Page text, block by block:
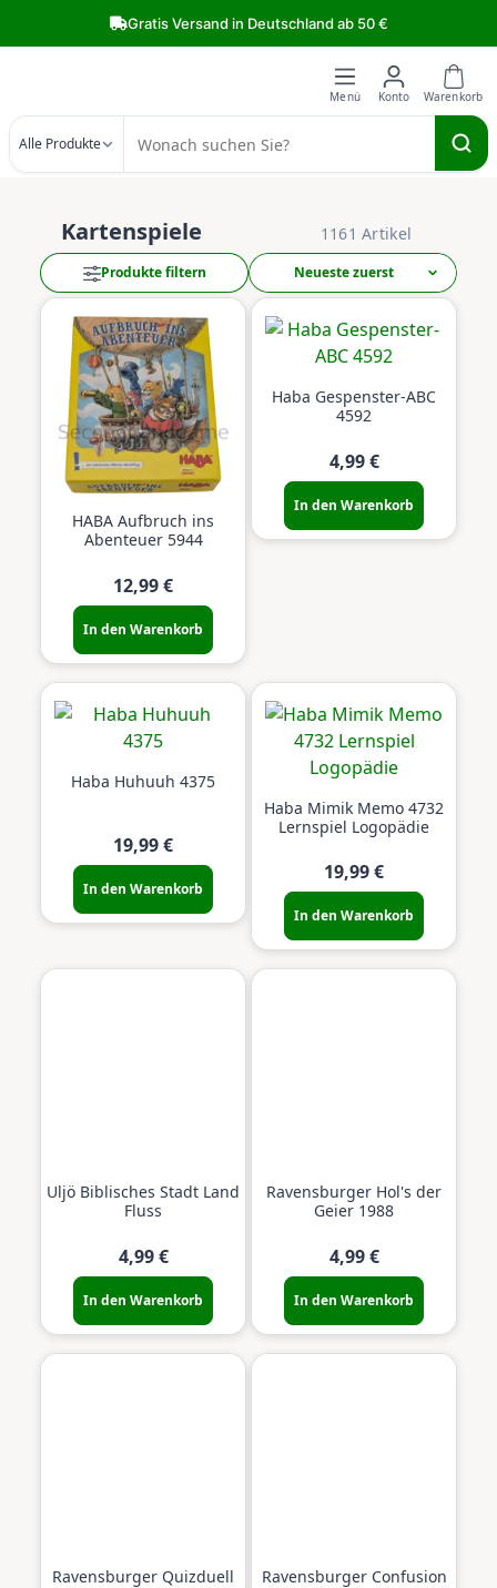
Zum Hauptinhalt springenGratis Versand in Deutschland ab 50 €
Alle Produkte
Kartenspiele 1161 Artikel
Produkte filtern
HABA Aufbruch ins
Abenteuer 5944
12,99 €
In den Warenkorb
Haba Gespenster-ABC
4592
4,99 €
In den Warenkorb
Haba Huhuuh 4375
19,99 €
In den Warenkorb
Haba Mimik Memo 4732
Lernspiel Logopädie
19,99 €
In den Warenkorb
Uljö Biblisches Stadt Land
Fluss
4,99 €
In den Warenkorb
Ravensburger Hol's der
Geier 1988
4,99 €
In den Warenkorb
Ravensburger Quizduell
Ravensburger Confusion